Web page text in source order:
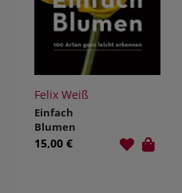
Felix Weiß
Einfach
Blumen
15,00 €